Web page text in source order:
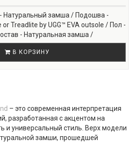
Натуральный замша / Подошва -
Treadlite by UGG™ EVA outsole / Пол -
- Натуральная замша /
В КОРЗИНУ
– это современная интерпретация
разработанная с акцентом на
и универсальный стиль. Верх модели
замши, прошедшей